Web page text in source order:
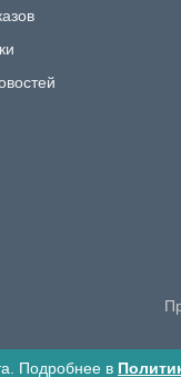
Подробнее в